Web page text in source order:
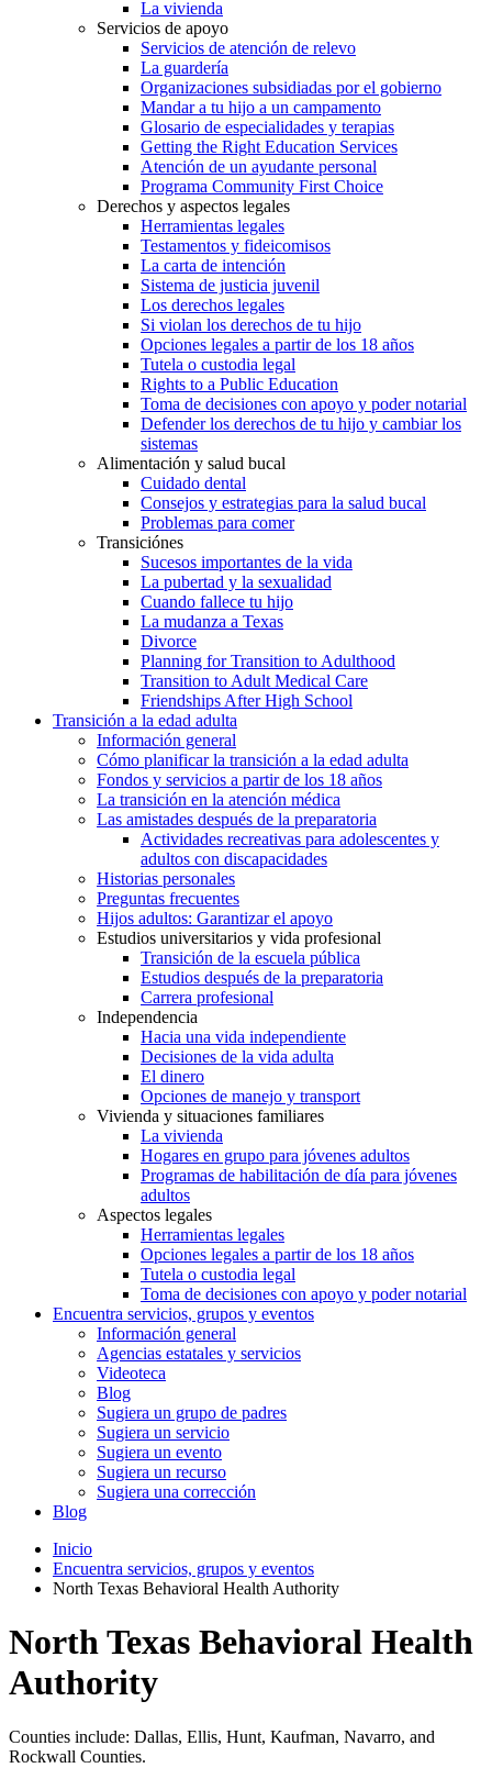
La vivienda
Servicios de apoyo
Servicios de atención de relevo
La guardería
Organizaciones subsidiadas por el gobierno
Mandar a tu hijo a un campamento
Glosario de especialidades y terapias
Getting the Right Education Services
Atención de un ayudante personal
Programa Community First Choice
Derechos y aspectos legales
Herramientas legales
Testamentos y fideicomisos
La carta de intención
Sistema de justicia juvenil
Los derechos legales
Si violan los derechos de tu hijo
Opciones legales a partir de los 18 años
Tutela o custodia legal
Rights to a Public Education
Toma de decisiones con apoyo y poder notarial
Defender los derechos de tu hijo y cambiar los
sistemas
Alimentación y salud bucal
Cuidado dental
Consejos y estrategias para la salud bucal
Problemas para comer
Transiciónes
Sucesos importantes de la vida
La pubertad y la sexualidad
Cuando fallece tu hijo
La mudanza a Texas
Divorce
Planning for Transition to Adulthood
Transition to Adult Medical Care
Friendships After High School
Transición a la edad adulta
Información general
Cómo planificar la transición a la edad adulta
Fondos y servicios a partir de los 18 años
La transición en la atención médica
Las amistades después de la preparatoria
Actividades recreativas para adolescentes y
adultos con discapacidades
Historias personales
Preguntas frecuentes
Hijos adultos: Garantizar el apoyo
Estudios universitarios y vida profesional
Transición de la escuela pública
Estudios después de la preparatoria
Carrera profesional
Independencia
Hacia una vida independiente
Decisiones de la vida adulta
El dinero
Opciones de manejo y transport
Vivienda y situaciones familiares
La vivienda
Hogares en grupo para jóvenes adultos
Programas de habilitación de día para jóvenes
adultos
Aspectos legales
Herramientas legales
Opciones legales a partir de los 18 años
Tutela o custodia legal
Toma de decisiones con apoyo y poder notarial
Encuentra servicios, grupos y eventos
Información general
Agencias estatales y servicios
Videoteca
Blog
Sugiera un grupo de padres
Sugiera un servicio
Sugiera un evento
Sugiera un recurso
Sugiera una corrección
Blog
Inicio
Encuentra servicios, grupos y eventos
North Texas Behavioral Health Authority
North Texas Behavioral Health
Authority
Counties include: Dallas, Ellis, Hunt, Kaufman, Navarro, and
Rockwall Counties.